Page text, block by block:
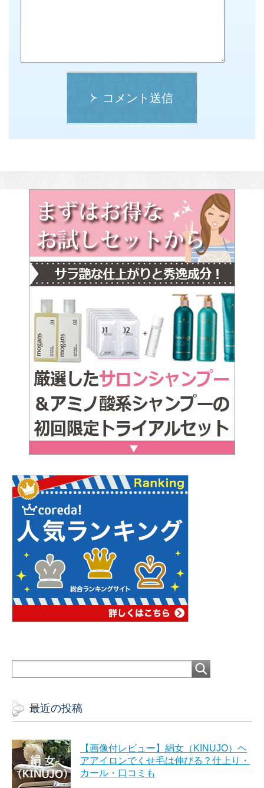
コメント送信
最近の投稿
【画像付レビュー】絹女（KINUJO）ヘ
アアイロンでくせ毛は伸びる？仕上り・
カール・口コミも